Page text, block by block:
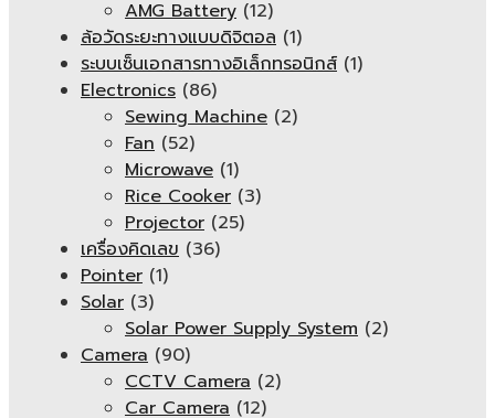
AMG Battery (12)
ล้อวัดระยะทางแบบดิจิตอล (1)
ระบบเซ็นเอกสารทางอิเล็กทรอนิกส์ (1)
Electronics (86)
Sewing Machine (2)
Fan (52)
Microwave (1)
Rice Cooker (3)
Projector (25)
เครื่องคิดเลข (36)
Pointer (1)
Solar (3)
Solar Power Supply System (2)
Camera (90)
CCTV Camera (2)
Car Camera (12)